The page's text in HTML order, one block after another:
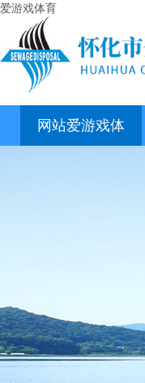
爱游戏体育
网站爱游戏体